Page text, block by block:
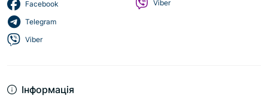
Інформація
Facebook
Telegram
Viber
Viber